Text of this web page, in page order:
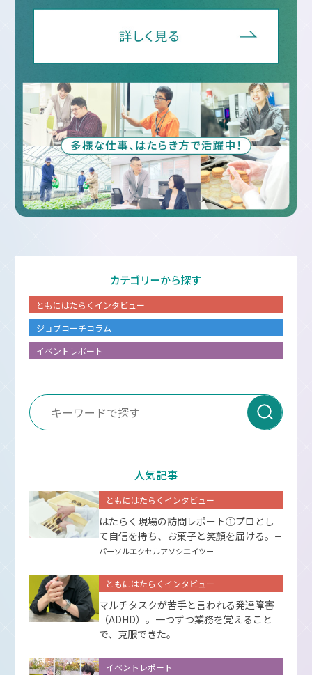
カテゴリーから探す
ともにはたらくインタビュー
ジョブコーチコラム
イベントレポート
人気記事
ともにはたらくインタビュー
はたらく現場の訪問レポート①プロとし
て⾃信を持ち、お菓⼦と笑顔を届ける。
ー
パーソルエクセルアソシエイツー
ともにはたらくインタビュー
マルチタスクが苦手と言われる発達障害
（ADHD）。一つずつ業務を覚えること
で、克服できた。
イベントレポート